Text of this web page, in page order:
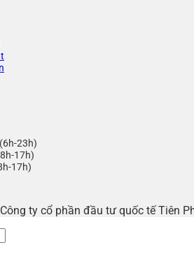
(6h-23h)
17h)
17h)
ty cổ phần đầu tư quốc tế Tiên